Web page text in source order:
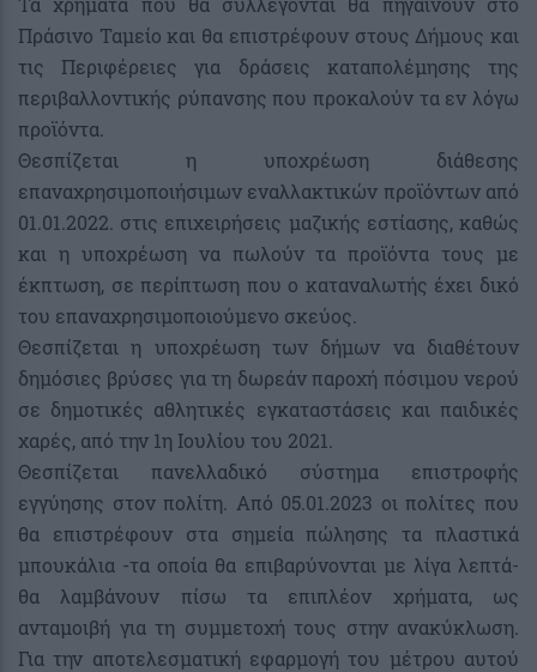
Πράσινο Ταμείο και θα επιστρέφουν στους Δήμους και
τις Περιφέρειες για δράσεις καταπολέμησης της
περιβαλλοντικής ρύπανσης που προκαλούν τα εν λόγω
προϊόντα.
Θεσπίζεται η υποχρέωση διάθεσης
επαναχρησιμοποιήσιμων εναλλακτικών προϊόντων από
01.01.2022. στις επιχειρήσεις μαζικής εστίασης, καθώς
και η υποχρέωση να πωλούν τα προϊόντα τους με
έκπτωση, σε περίπτωση που ο καταναλωτής έχει δικό
του επαναχρησιμοποιούμενο σκεύος.
Θεσπίζεται η υποχρέωση των δήμων να διαθέτουν
δημόσιες βρύσες για τη δωρεάν παροχή πόσιμου νερού
σε δημοτικές αθλητικές εγκαταστάσεις και παιδικές
χαρές, από την 1η Ιουλίου του 2021.
Θεσπίζεται πανελλαδικό σύστημα επιστροφής
εγγύησης στον πολίτη. Από 05.01.2023 οι πολίτες που
θα επιστρέφουν στα σημεία πώλησης τα πλαστικά
μπουκάλια -τα οποία θα επιβαρύνονται με λίγα λεπτά-
θα λαμβάνουν πίσω τα επιπλέον χρήματα, ως
ανταμοιβή για τη συμμετοχή τους στην ανακύκλωση.
Για την αποτελεσματική εφαρμογή του μέτρου αυτού